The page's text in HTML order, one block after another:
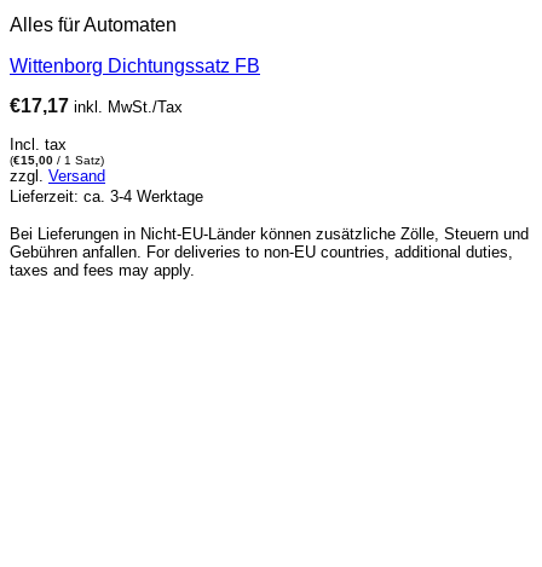
Alles für Automaten
Wittenborg Dichtungssatz FB
€17,17 inkl. MwSt./Tax
Incl. tax
(€15,00 / 1 Satz)
zzgl. Versand
Lieferzeit: ca. 3-4 Werktage
Bei Lieferungen in Nicht-EU-Länder können zusätzliche Zölle, Steuern und
Gebühren anfallen. For deliveries to non-EU countries, additional duties,
taxes and fees may apply.